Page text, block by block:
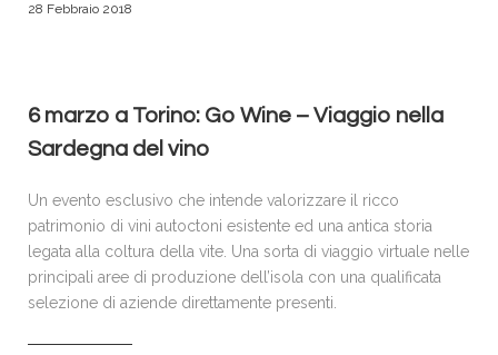
28 Febbraio 2018
6 marzo a Torino: Go Wine – Viaggio nella
Sardegna del vino
Un evento esclusivo che intende valorizzare il ricco
patrimonio di vini autoctoni esistente ed una antica storia
legata alla coltura della vite. Una sorta di viaggio virtuale nelle
principali aree di produzione dell’isola con una qualificata
selezione di aziende direttamente presenti.